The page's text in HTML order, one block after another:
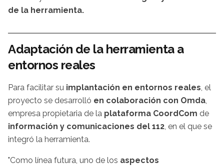
de la herramienta.
Adaptación de la herramienta a
entornos reales
Para facilitar su implantación en entornos reales, el
proyecto se desarrolló en colaboración con Omda,
empresa propietaria de la plataforma CoordCom de
información y comunicaciones del 112, en el que se
integró la herramienta.
"Como línea futura, uno de los aspectos